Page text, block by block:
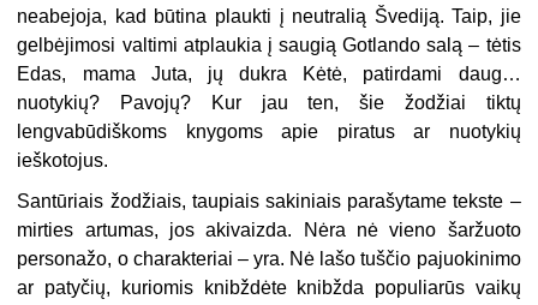
neabejoja, kad būtina plaukti į neutralią Švediją. Taip, jie
gelbėjimosi valtimi atplaukia į saugią Gotlando salą – tėtis
Edas, mama Juta, jų dukra Kėtė, patirdami daug…
nuotykių? Pavojų? Kur jau ten, šie žodžiai tiktų
lengvabūdiškoms knygoms apie piratus ar nuotykių
ieškotojus.
Santūriais žodžiais, taupiais sakiniais parašytame tekste –
mirties artumas, jos akivaizda. Nėra nė vieno šaržuoto
personažo, o charakteriai – yra. Nė lašo tuščio pajuokinimo
ar patyčių, kuriomis knibždėte knibžda populiarūs vaikų